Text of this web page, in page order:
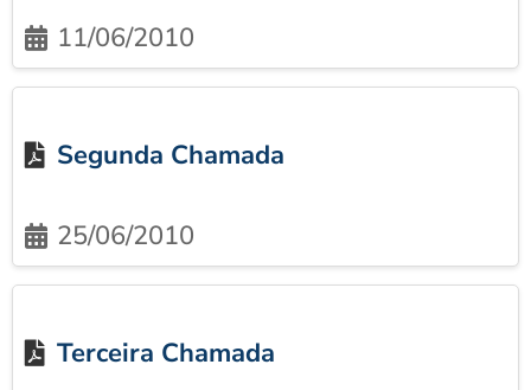
11/06/2010
Segunda Chamada
25/06/2010
Terceira Chamada